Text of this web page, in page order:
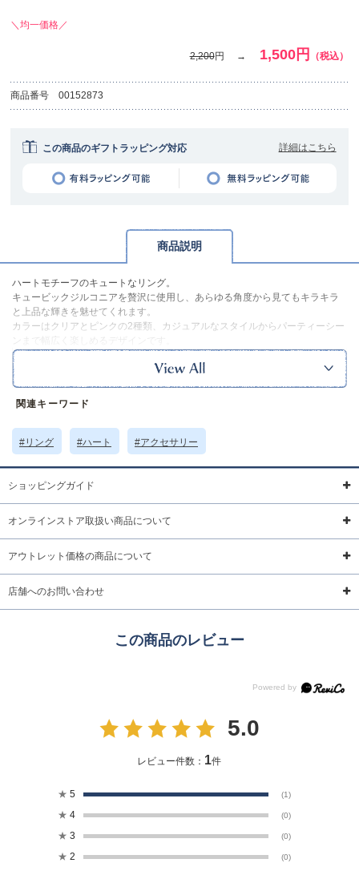
＼均一価格／
2,200円 1,500円 （税込）
商品番号 00152873
この商品のギフトラッピング対応 詳細はこちら
商品説明
ハートモチーフのキュートなリング。
キュービックジルコニアを贅沢に使用し、あらゆる角度から見てもキラキラ
と上品な輝きを魅せてくれます。
カラーはクリアとピンクの2種類、カジュアルなスタイルからパーティーシー
ンまで幅広く楽しめるデザインです。
原産国
サイズについて 返品について
関連キーワード
#リング #ハート #アクセサリー
ショッピングガイド
オンラインストア取扱い商品について
アウトレット価格の商品について
店舗へのお問い合わせ
この商品のレビュー
5.0
レビュー件数： 1件
★ 5 (1)
★ 4 (0)
★ 3 (0)
★ 2 (0)